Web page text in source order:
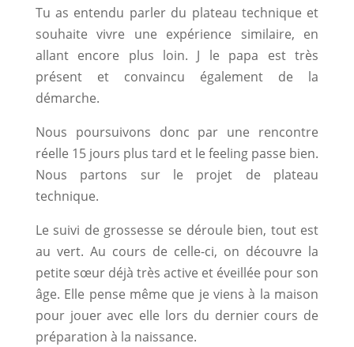
Tu as entendu parler du plateau technique et
souhaite vivre une expérience similaire, en
allant encore plus loin. J le papa est très
présent et convaincu également de la
démarche.
Nous poursuivons donc par une rencontre
réelle 15 jours plus tard et le feeling passe bien.
Nous partons sur le projet de plateau
technique.
Le suivi de grossesse se déroule bien, tout est
au vert. Au cours de celle-ci, on découvre la
petite sœur déjà très active et éveillée pour son
âge. Elle pense même que je viens à la maison
pour jouer avec elle lors du dernier cours de
préparation à la naissance.